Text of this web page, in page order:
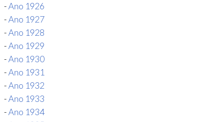
-Ano 1926
-Ano 1927
-Ano 1928
-Ano 1929
-Ano 1930
-Ano 1931
-Ano 1932
-Ano 1933
-Ano 1934